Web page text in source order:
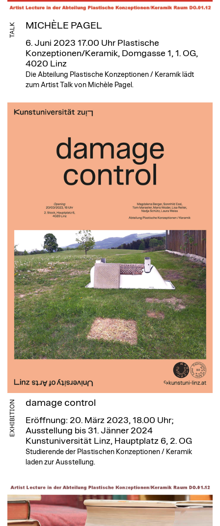
TALK MICHÈLE PAGEL
6. Juni 2023 17.00 Uhr Plastische
Konzeptionen/Keramik, Domgasse 1, 1. OG,
4020 Linz
Die Abteilung Plastische Konzeptionen / Keramik lädt
zum Artist Talk von Michèle Pagel.
EXHIBITION damage control
Eröffnung: 20. März 2023, 18.00 Uhr;
Ausstellung bis 31. Jänner 2024
Kunstuniversität Linz, Hauptplatz 6, 2. OG
Studierende der Plastischen Konzeptionen / Keramik
laden zur Ausstellung.